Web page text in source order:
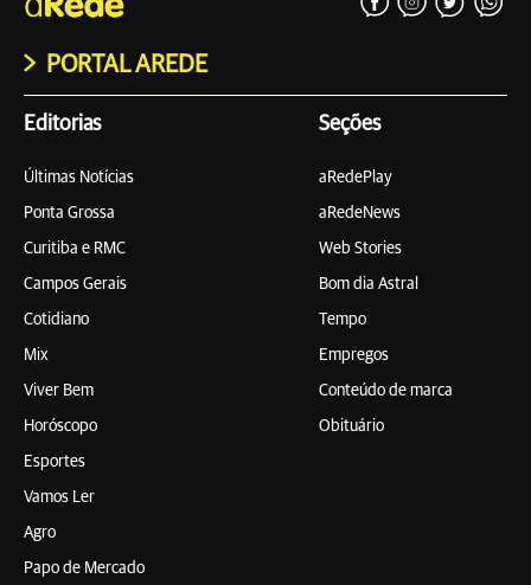
PORTAL AREDE
Editorias
Últimas Notícias
Ponta Grossa
Curitiba e RMC
Campos Gerais
Cotidiano
Mix
Viver Bem
Horóscopo
Esportes
Vamos Ler
Agro
Papo de Mercado
Seções
aRedePlay
aRedeNews
Web Stories
Bom dia Astral
Tempo
Empregos
Conteúdo de marca
Obituário